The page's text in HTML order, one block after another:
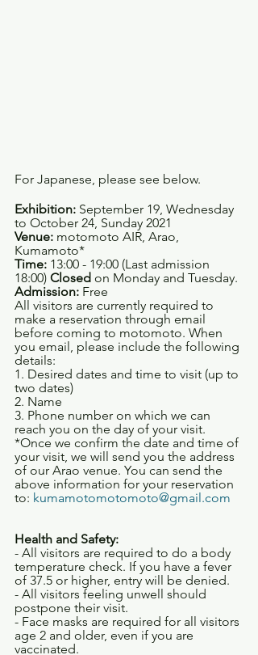
For Japanese, please see below.
Exhibition: September 19, Wednesday
to October 24, Sunday 2021
Venue: motomoto AIR, Arao,
Kumamoto*
Time: 13:00 - 19:00 (Last admission
18:00) Closed on Monday and Tuesday.
Admission: Free
All visitors are currently required to
make a reservation through email
before coming to motomoto. When
you email, please include the following
details:
1. Desired dates and time to visit (up to
two dates)
2. Name
3. Phone number on which we can
reach you on the day of your visit.
*Once we confirm the date and time of
your visit, we will send you the address
of our Arao venue. You can send the
above information for your reservation
to: kumamotomotomoto@gmail.com
Health and Safety:
- All visitors are required to do a body
temperature check. If you have a fever
of 37.5 or higher, entry will be denied.
- All visitors feeling unwell should
postpone their visit.
- Face masks are required for all visitors
age 2 and older, even if you are
vaccinated.